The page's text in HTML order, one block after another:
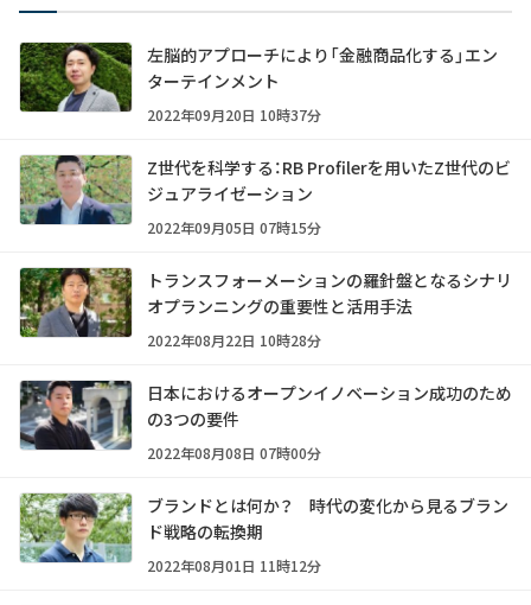
左脳的アプローチにより「金融商品化する」エン
ターテインメント
2022年09月20日 10時37分
Z世代を科学する：RB Profilerを用いたZ世代のビ
ジュアライゼーション
2022年09月05日 07時15分
トランスフォーメーションの羅針盤となるシナリ
オプランニングの重要性と活用手法
2022年08月22日 10時28分
日本におけるオープンイノベーション成功のため
の3つの要件
2022年08月08日 07時00分
ブランドとは何か？ 時代の変化から見るブラン
ド戦略の転換期
2022年08月01日 11時12分